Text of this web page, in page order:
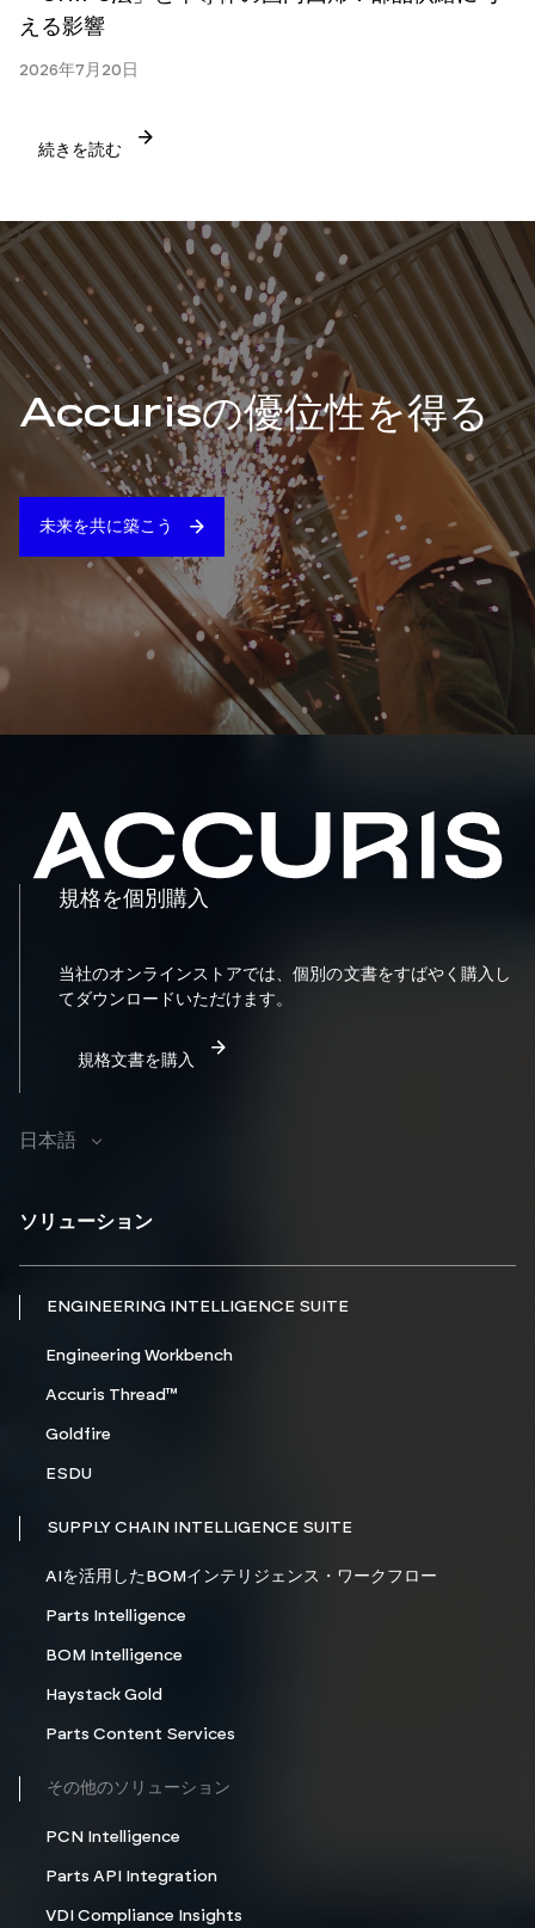
える影響
2026年7月20日
続きを読む
Accurisの優位性を得る
未来を共に築こう
規格を個別購入
当社のオンラインストアでは、個別の文書をすばやく購入し
てダウンロードいただけます。
規格文書を購入
日本語
ソリューション
ENGINEERING INTELLIGENCE SUITE
Engineering Workbench
Accuris Thread™
Goldfire
ESDU
SUPPLY CHAIN INTELLIGENCE SUITE
AIを活用したBOMインテリジェンス・ワークフロー
Parts Intelligence
BOM Intelligence
Haystack Gold
Parts Content Services
その他のソリューション
PCN Intelligence
Parts API Integration
VDI Compliance Insights